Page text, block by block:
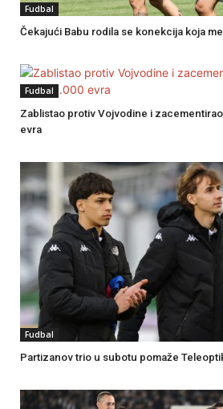
Fudbal
Čekajući Babu rodila se konekcija koja
Fudbal
Zablistao protiv Vojvodine i
evra
Fudbal
Partizanov trio u subotu pomaže